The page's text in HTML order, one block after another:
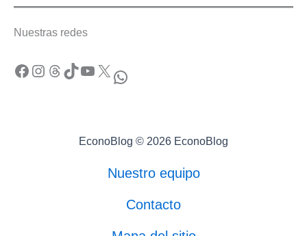
Nuestras redes
Facebook Instagram Threads TikTok YouTube X WhatsApp
EconoBlog © 2026 EconoBlog
Nuestro equipo
Contacto